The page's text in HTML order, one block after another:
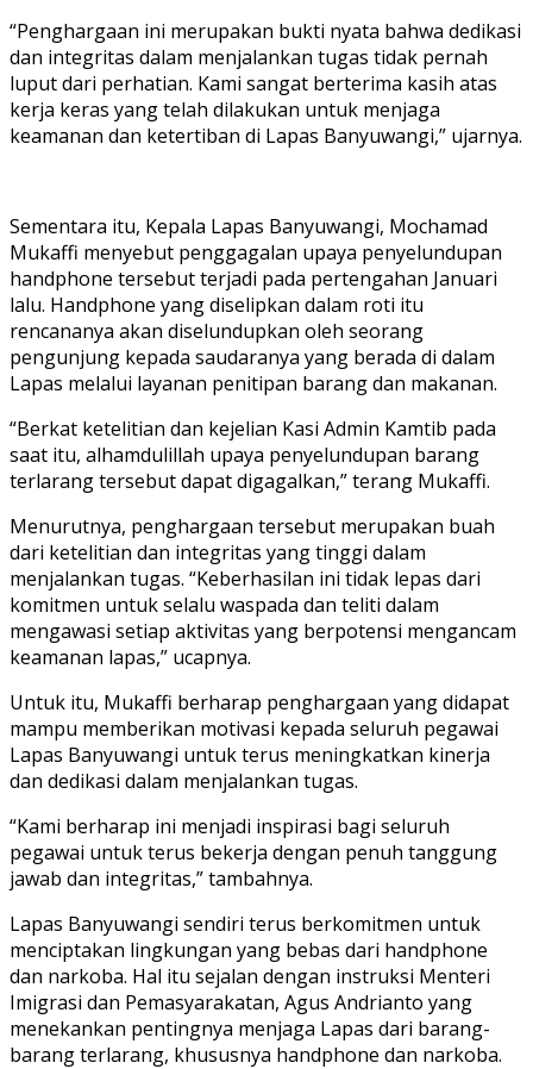
“Penghargaan ini merupakan bukti nyata bahwa dedikasi
dan integritas dalam menjalankan tugas tidak pernah
luput dari perhatian. Kami sangat berterima kasih atas
kerja keras yang telah dilakukan untuk menjaga
keamanan dan ketertiban di Lapas Banyuwangi,” ujarnya.
Sementara itu, Kepala Lapas Banyuwangi, Mochamad
Mukaffi menyebut penggagalan upaya penyelundupan
handphone tersebut terjadi pada pertengahan Januari
lalu. Handphone yang diselipkan dalam roti itu
rencananya akan diselundupkan oleh seorang
pengunjung kepada saudaranya yang berada di dalam
Lapas melalui layanan penitipan barang dan makanan.
“Berkat ketelitian dan kejelian Kasi Admin Kamtib pada
saat itu, alhamdulillah upaya penyelundupan barang
terlarang tersebut dapat digagalkan,” terang Mukaffi.
Menurutnya, penghargaan tersebut merupakan buah
dari ketelitian dan integritas yang tinggi dalam
menjalankan tugas. “Keberhasilan ini tidak lepas dari
komitmen untuk selalu waspada dan teliti dalam
mengawasi setiap aktivitas yang berpotensi mengancam
keamanan lapas,” ucapnya.
Untuk itu, Mukaffi berharap penghargaan yang didapat
mampu memberikan motivasi kepada seluruh pegawai
Lapas Banyuwangi untuk terus meningkatkan kinerja
dan dedikasi dalam menjalankan tugas.
“Kami berharap ini menjadi inspirasi bagi seluruh
pegawai untuk terus bekerja dengan penuh tanggung
jawab dan integritas,” tambahnya.
Lapas Banyuwangi sendiri terus berkomitmen untuk
menciptakan lingkungan yang bebas dari handphone
dan narkoba. Hal itu sejalan dengan instruksi Menteri
Imigrasi dan Pemasyarakatan, Agus Andrianto yang
menekankan pentingnya menjaga Lapas dari barang-
barang terlarang, khususnya handphone dan narkoba.